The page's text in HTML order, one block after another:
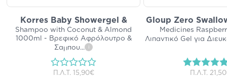
Korres Baby Showergel &
Shampoo with Coconut & Almond
1000ml - Βρεφικό Αφρόλουτρο &
Σαμπου... i
Π.Λ.Τ. 15,90€
Gloup Zero
Medicines
Λιπαντικό Gel για
Π.Λ.Τ.